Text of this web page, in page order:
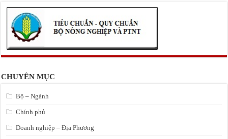
CHUYÊN MỤC
Bộ – Ngành
Chính phủ
Doanh nghiệp – Địa Phương